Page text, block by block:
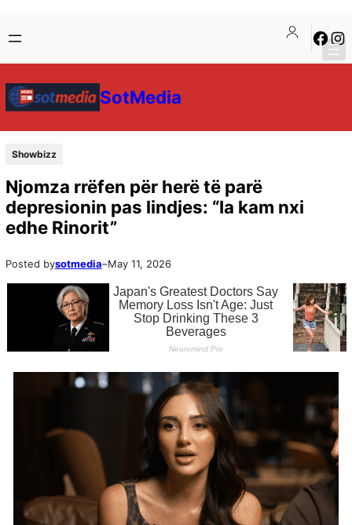
SotMedia
Showbizz
Njomza rrëfen për herë të parë
depresionin pas lindjes: “Ia kam nxi
edhe Rinorit”
Posted bysotmedia–May 11, 2026